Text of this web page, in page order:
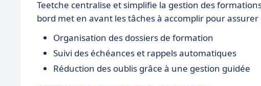
Teetche centralise et simplifie la gestion des
bord met en avant les tâches à accomplir pour
Organisation des dossiers de formation
Suivi des échéances et rappels automatiques
Réduction des oublis grâce à une gestion guidée